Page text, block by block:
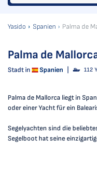
Yasido Spanien Palma de
Palma de
Stadt in Spanien 112
Palma de Mallorca liegt in
oder einer Yacht für ein
Segelyachten sind die
Segelboot hat seine